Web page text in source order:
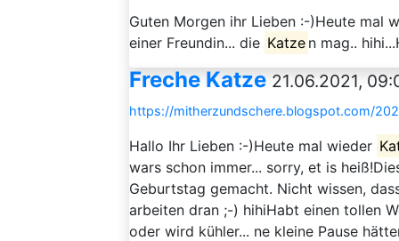
Guten Morgen ihr Lieben :-)Heute mal
einer Freundin... die Katze n mag..
Freche Katze 21.06.2021,
https://mitherzundschere.blogspot.com/
Hallo Ihr Lieben :-)Heute mal wieder
wars schon immer... sorry, et is
Geburtstag gemacht. Nicht wissen,
arbeiten dran ;-) hihiHabt einen tollen
oder wird kühler... ne kleine Pause